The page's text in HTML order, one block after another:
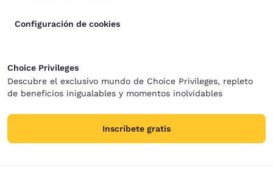
Configuración de cookies
Choice Privileges
Descubre el exclusivo mundo de Choice Privileges, repleto
de beneficios inigualables y momentos inolvidables
Inscríbete gratis